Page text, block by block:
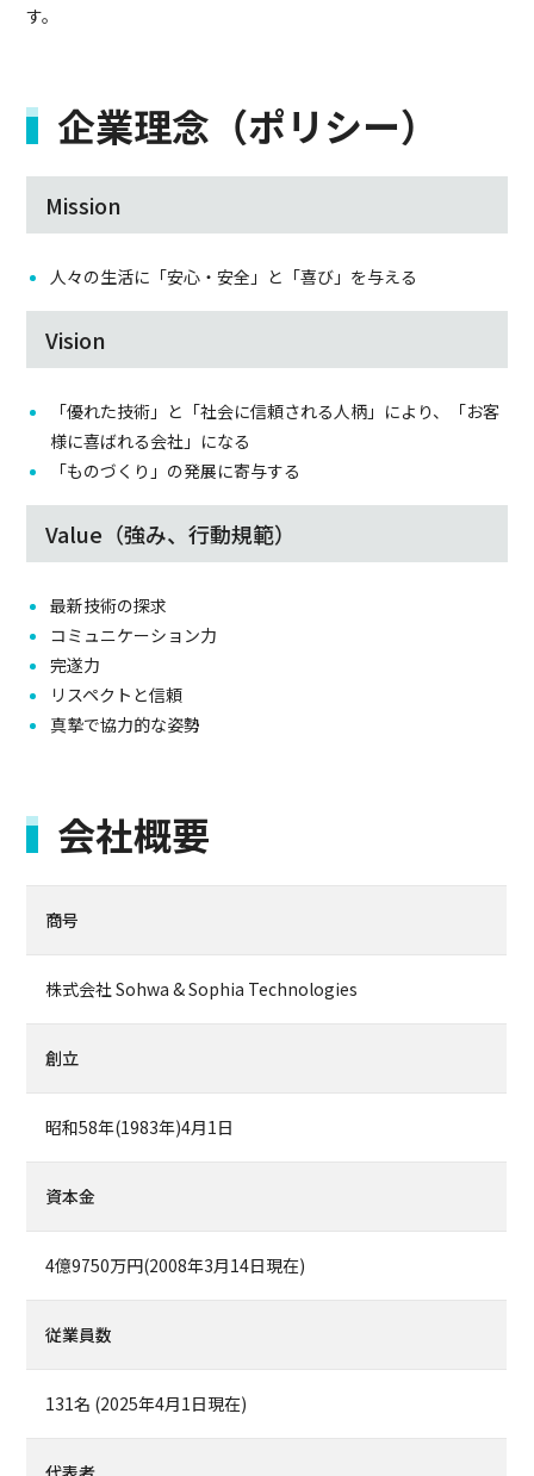
す。
企業理念（ポリシー）
Mission
人々の生活に「安心・安全」と「喜び」を与える
Vision
「優れた技術」と「社会に信頼される人柄」により、「お客
様に喜ばれる会社」になる
「ものづくり」の発展に寄与する
Value（強み、行動規範）
最新技術の探求
コミュニケーション力
完遂力
リスペクトと信頼
真摯で協力的な姿勢
会社概要
商号
株式会社 Sohwa & Sophia Technologies
創立
昭和58年(1983年)4月1日
資本金
4億9750万円(2008年3月14日現在)
従業員数
131名 (2025年4月1日現在)